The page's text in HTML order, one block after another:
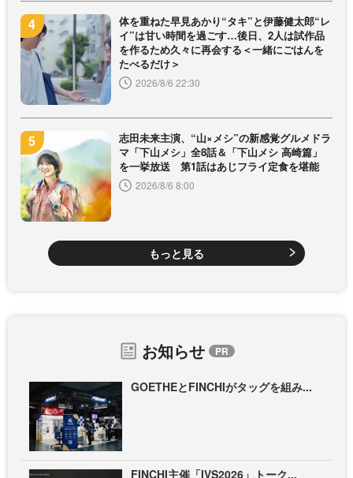
体を重ねた早見あかり“タキ”と伊藤健太郎“レ
イ”は甘い時間を過ごす…後日、2人は試作品
を作るため久々に再会する＜一緒にごはんを
たべるだけ＞
2026/8/6 22:30
志田未来主演、“山×メシ”の新感覚グルメドラ
マ「下山メシ」全8話＆「下山メシ 高崎篇」
を一挙放送 第1話はあじフライ定食を堪能
2026/8/6 8:00
もっと見る
お知らせ
GOETHEとFINCHIがタッグを組み...
FINCHI主催「IVS2026」トーク...